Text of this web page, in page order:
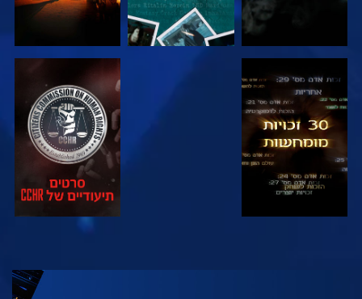
צפה צפה
בדוק את הסדרה